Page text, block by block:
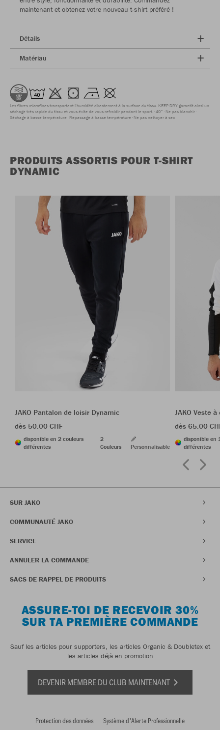
maintenant et obtenez votre nouveau t-shirt préféré !
Détails
Matériau
Les fibres microfines transportent l'humidité directement à la surface du tissu. KEEP DRY garantit ainsi un
séchage très rapide du tissu et vous évite de vous refroidir pendant le sport. 40° Ne pas blanchir
Séchage à basse température Repassage à basse température Ne pas nettoyer à sec
PRODUITS ASSORTIS POUR T-SHIRT
DYNAMIC
JAKO Pantalon de loisir Dynamic
dès 50.00 CHF
disponible en 2 couleurs
différentes
2
Couleurs
Personnalisable
JAKO Veste
dès 65.00
disponible en
différentes
SUR JAKO
COMMUNAUTÉ JAKO
SERVICE
ANNULER LA COMMANDE
SACS DE RAPPEL DE PRODUITS
ASSURE-TOI DE RECEVOIR 30%
SUR TA PREMIÈRE COMMANDE
Sauf les articles pour supporters, les articles Organic & Doubletex et
les articles déjà en promotion
DEVENIR MEMBRE DU CLUB MAINTENANT
Protection des données
Système d'Alerte Professionnelle